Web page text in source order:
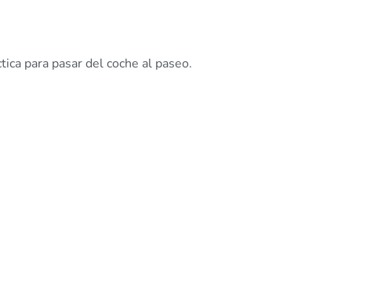
para pasar del coche al paseo.